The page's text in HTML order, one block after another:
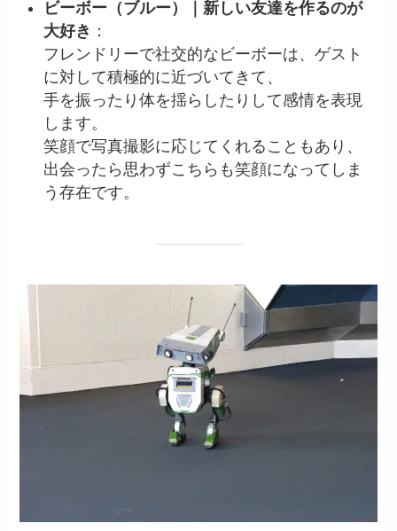
ビーボー（ブルー）｜新しい友達を作るのが
大好き ：
フレンドリーで社交的なビーボーは、ゲスト
に対して積極的に近づいてきて、
手を振ったり体を揺らしたりして感情を表現
します。
笑顔で写真撮影に応じてくれることもあり、
出会ったら思わずこちらも笑顔になってしま
う存在です。